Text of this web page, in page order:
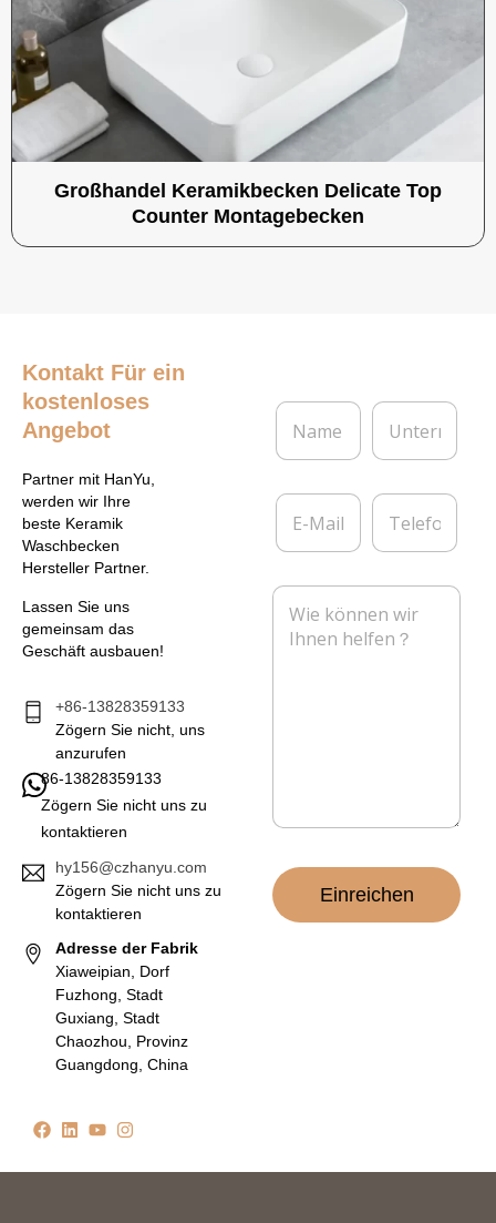
Großhandel Keramikbecken Delicate Top
Counter Montagebecken
Kontakt Für ein
kostenloses
Angebot
Partner mit HanYu,
werden wir Ihre
beste Keramik
Waschbecken
Hersteller Partner.
Lassen Sie uns
gemeinsam das
Geschäft ausbauen!
+86-13828359133
Zögern Sie nicht, uns
anzurufen
86-13828359133
Zögern Sie nicht uns zu
kontaktieren
hy156@czhanyu.com
Zögern Sie nicht uns zu
kontaktieren
Adresse der Fabrik
Xiaweipian, Dorf
Fuzhong, Stadt
Guxiang, Stadt
Chaozhou, Provinz
Guangdong, China
N
m
*
U
t
r
h
n
E
M
i
T
l
f
o
n
N
Einreichen